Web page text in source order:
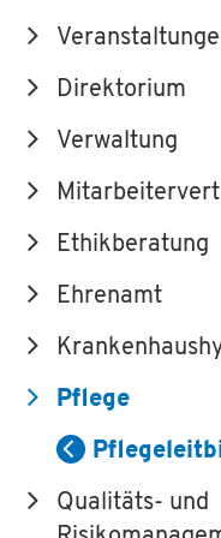
Direktorium
Verwaltung
Ethikberatung
Ehrenamt
Pflege
Qualitäts- und